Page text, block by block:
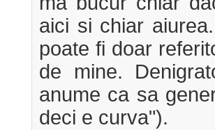
aici si chiar
poate fi doar
de mine.
anume ca sa
deci e curva").